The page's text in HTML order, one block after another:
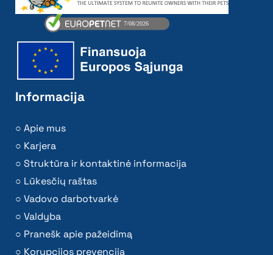
Informacija
Apie mus
Karjera
Struktūra ir kontaktinė informacija
Lūkesčių raštas
Vadovo darbotvarkė
Valdyba
Pranešk apie pažeidimą
Korupcijos prevencija